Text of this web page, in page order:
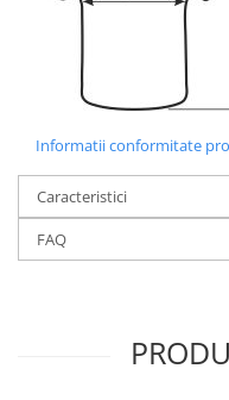
Informatii conformitate
Caracteristici
FAQ